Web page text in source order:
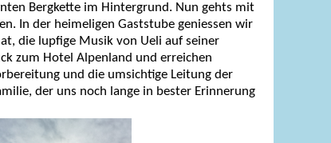
Bergkette im Hintergrund. Nun gehts mit
In der heimeligen Gaststube geniessen wir
die lupfige Musik von Ueli auf seiner
zum Hotel Alpenland und erreichen
und die umsichtige Leitung der
der uns noch lange in bester Erinnerung